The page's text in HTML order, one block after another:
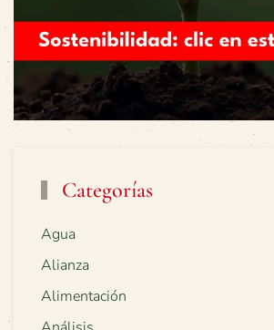
Categorías
Agua
Alianza
Alimentación